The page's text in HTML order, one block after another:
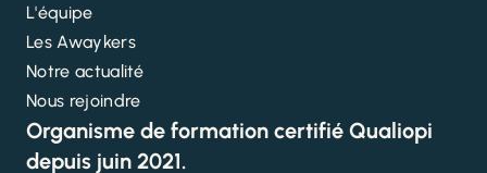
L'équipe
Les Awaykers
Notre actualité
Nous rejoindre
Organisme de formation certifié Qualiopi
depuis juin 2021.